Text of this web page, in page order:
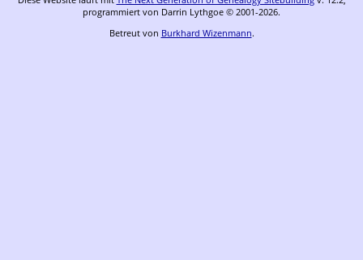
programmiert von Darrin Lythgoe © 2001-2026.
Betreut von Burkhard Wizenmann.